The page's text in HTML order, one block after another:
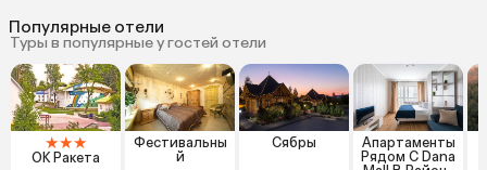
Популярные отели
Туры в популярные у гостей отели
★★★
ОК Ракета
Фестивальны
й
Сябры
Апартаменты
Рядом С Dana